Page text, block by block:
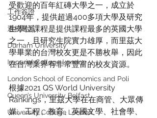
工作簽證
選校選系
Durham University
Imperial College London
London School of Economics and Poli
Queen’s University Belfast
University College London
受歡迎的百年紅磚大學之一，成立於
1904年，提供超過400多項大學及研究
生學位課程是提供課程最多的英國大學
之一，且研究生院實力雄厚，而里茲大
學畢業的台灣校友更是不勝枚舉，因此
在台灣業界有非常豐富的校友資源。
根據2021 QS World University
Rankings，里茲大學在在商管、大眾傳
媒、工程、教育、英國文學、社會學、